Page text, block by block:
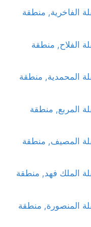
الفاخرية, منطقة
الفلاح, منطقة
المحمدية, منطقة
المربع, منطقة
المصيف, منطقة
الملك فهد, منطقة
المنصورة, منطقة